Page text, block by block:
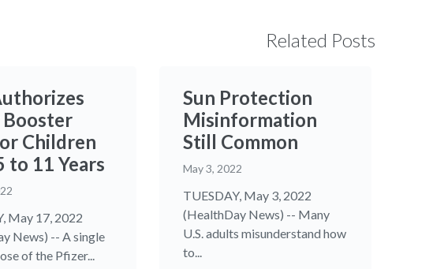
Related Posts
Children
to 11 Years
May 17, 2022
News) -- A single
of the Pfizer...
Sun Protection
Misinformation
Still Common
May 3, 2022
TUESDAY, May 3, 2022
(HealthDay News) -- Many
U.S. adults misunderstand how
to...